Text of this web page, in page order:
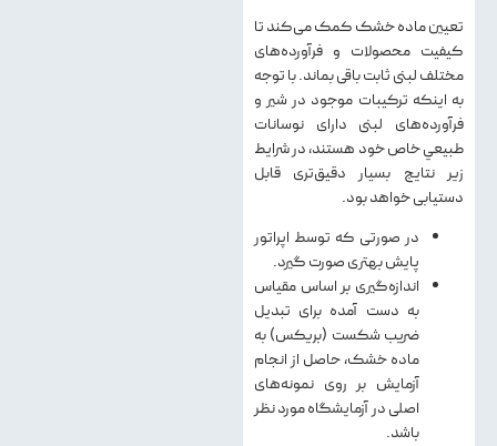
تعيين ماده خشك كمك می‌كند تا
كيفيت محصولات و فرآورده‌های
مختلف لبنی ثابت باقی بماند. با توجه
به اينكه تركيبات موجود در شير و
فرآورده‌های لبنی دارای نوسانات
طبيعي خاص خود هستند، در شرایط
زیر نتايج بسيار دقيق‌تری قابل
دستيابی خواهد بود.
در صورتی كه توسط اپراتور
پايش بهتری صورت گيرد.
اندازه‌گيری بر اساس مقياس
به دست آمده برای تبديل
ضريب شكست (بريكس) به
ماده خشك، حاصل از انجام
آزمايش بر روی نمونه‌های
اصلی در آزمايشگاه مورد نظر
باشد.